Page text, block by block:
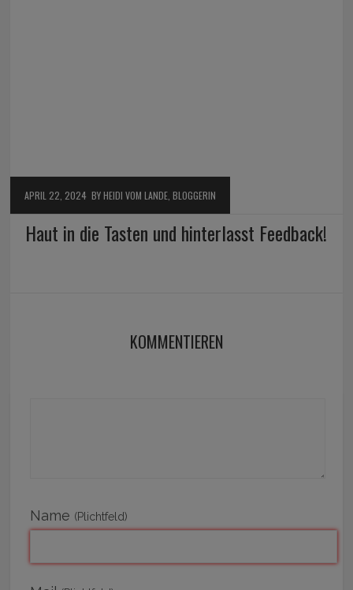
APRIL 22, 2024 BY HEIDI VOM LANDE, BLOGGERIN
Haut in die Tasten und hinterlasst Feedback!
KOMMENTIEREN
Name (Plichtfeld)